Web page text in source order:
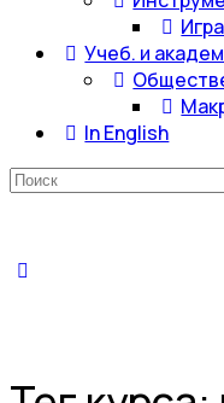
Учеб. и
In English
Искать: